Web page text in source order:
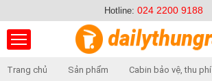
Hotline: 024 2200 9188
Trang chủ Sản phẩm
Cabin bảo vệ, thu phí